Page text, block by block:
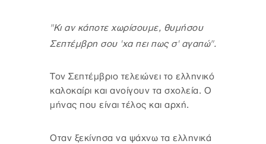
"Κι αν κάποτε χωρίσουμε, θυμήσου
Σεπτέμβρη σου 'χα πει πως σ' αγαπώ".
Τον Σεπτέμβριο τελειώνει το ελληνικό
καλοκαίρι και ανοίγουν τα σχολεία. Ο
μήνας που είναι τέλος και αρχή.
Οταν ξεκίνησα να ψάχνω τα ελληνικά